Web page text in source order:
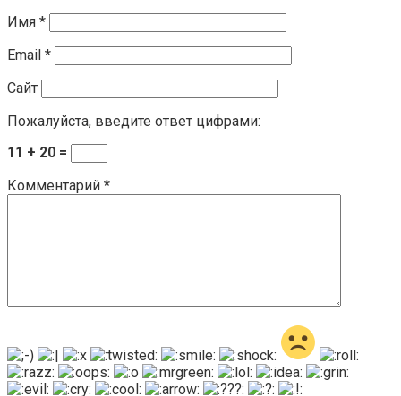
Имя *
Email *
Сайт
Пожалуйста, введите ответ цифрами:
11 + 20 =
Комментарий *